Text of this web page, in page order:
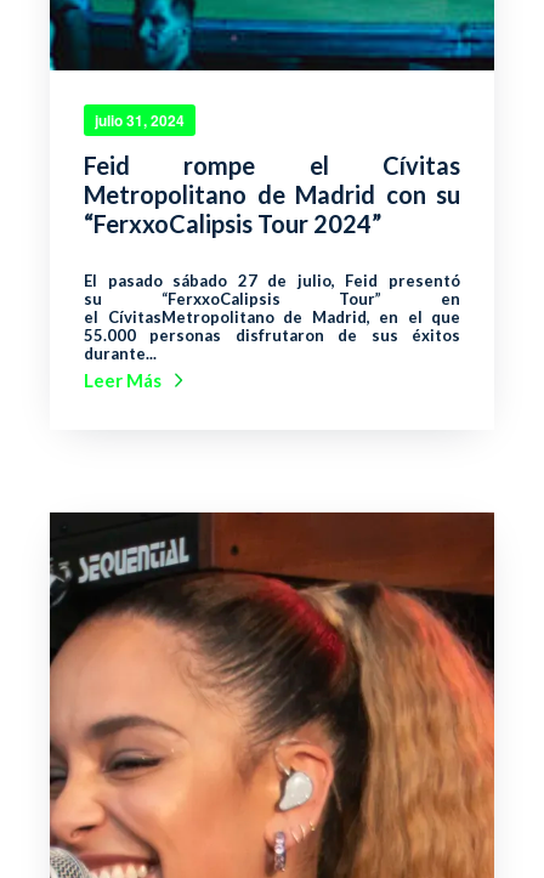
julio 31, 2024
Feid rompe el Cívitas
Metropolitano de Madrid con su
“FerxxoCalipsis Tour 2024”
El pasado sábado 27 de julio, Feid presentó
su “FerxxoCalipsis Tour” en
el CívitasMetropolitano de Madrid, en el que
55.000 personas disfrutaron de sus éxitos
durante...
Leer Más